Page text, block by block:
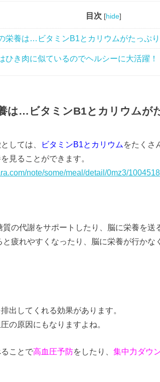
目次 [hide]
栄養は…ビタミンB1とカリウムがたっぷ
ひき肉に似ているのでヘルシーに大活躍！
は…ビタミンB1とカリウムが
しては、 ビタミンB1とカリウム をたくさ
見ることができます。
note/some/meal/detail/0mz3/
の代謝をサポートしたり、脳に栄養を送
と疲れやすくなったり、脳に栄養が行かな
出してくれる効果があります。
の原因にもなりますよね。
ことで高血圧予防をしたり、 集中力ダウ